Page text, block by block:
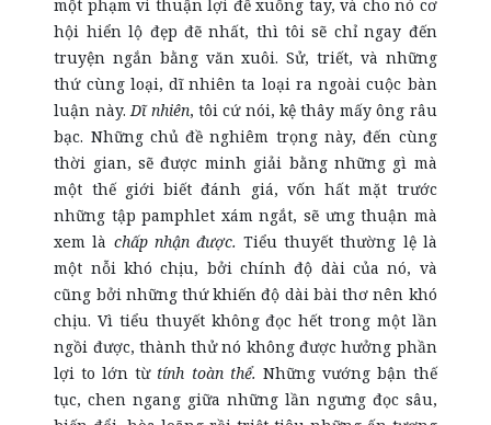
một phạm vi thuận lợi để xuống tay, và cho nó cơ
hội hiển lộ đẹp đẽ nhất, thì tôi sẽ chỉ ngay đến
truyện ngắn bằng văn xuôi. Sử, triết, và những
thứ cùng loại, dĩ nhiên ta loại ra ngoài cuộc bàn
luận này.Dĩ nhiên, tôi cứ nói, kệ thây mấy ông râu
bạc. Những chủ đề nghiêm trọng này, đến cùng
thời gian, sẽ được minh giải bằng những gì mà
một thế giới biết đánh giá, vốn hất mặt trước
những tập pamphlet xám ngắt, sẽ ưng thuận mà
xem là chấp nhận được.Tiểu thuyết thường lệ là
một nỗi khó chịu, bởi chính độ dài của nó, và
cũng bởi những thứ khiến độ dài bài thơ nên khó
chịu. Vì tiểu thuyết không đọc hết trong một lần
ngồi được, thành thử nó không được hưởng phần
lợi to lớn từ tính toàn thể. Những vướng bận thế
tục, chen ngang giữa những lần ngưng đọc sâu,